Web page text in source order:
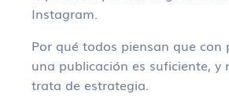
Instagram.
Por qué todos piensan que con
una publicación es suficiente, y
trata de estrategia.